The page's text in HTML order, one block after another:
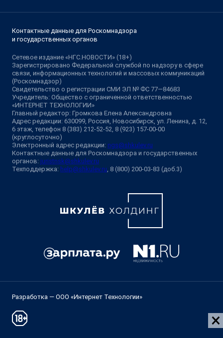
Контактные данные для Роскомнадзора
и государственных органов
Сетевое издание «НГС.НОВОСТИ» (18+)
Зарегистрировано Федеральной службой по надзору в сфере
связи, информационных технологий и массовых коммуникаций
(Роскомнадзор)
Свидетельство о регистрации СМИ ЭЛ № ФС 77—84683
Учредитель: Общество с ограниченной ответственностью
«ИНТЕРНЕТ ТЕХНОЛОГИИ»
Главный редактор: Громкова Елена Александровна
Адрес редакции: 630099, Россия, Новосибирск, ул. Ленина, д. 12,
6 этаж, телефон 8 (383) 212-52-52, 8 (923) 157-00-00
(круглосуточно)
Электронный адрес редакции: ngs@shkulev.ru
Контактные данные для Роскомнадзора и государственных
органов: juristnsk@shkulev.ru
Техподдержка: help@shkulev.ru , 8 (800) 200-03-83 (доб.3)
Разработка — ООО «Интернет Технологии»